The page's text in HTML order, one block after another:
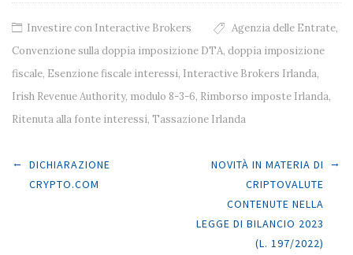
Investire con Interactive Brokers Agenzia delle Entrate,
Convenzione sulla doppia imposizione DTA, doppia imposizione
fiscale, Esenzione fiscale interessi, Interactive Brokers Irlanda,
Irish Revenue Authority, modulo 8-3-6, Rimborso imposte Irlanda,
Ritenuta alla fonte interessi, Tassazione Irlanda
Post navigation
← DICHIARAZIONE
CRYPTO.COM
NOVITÀ IN MATERIA DI
CRIPTOVALUTE
CONTENUTE NELLA
LEGGE DI BILANCIO 2023
(L. 197/2022)
→